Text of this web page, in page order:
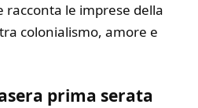
racconta le imprese della
colonialismo, amore e
prima serata